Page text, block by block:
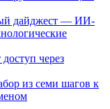
дайджест — ИИ-
через
из семи шагов к